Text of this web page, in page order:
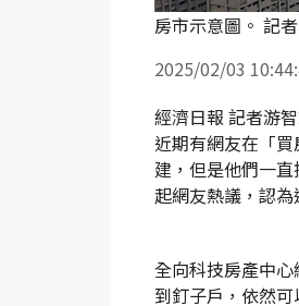
房市示意圖。 記
2025/02/03
經濟日報 記者游
近期有網友在「
建，但是他們一
起網友熱議，認
全向科技房產中
到釘子戶，依然